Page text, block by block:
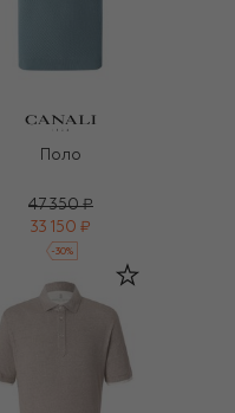
Поло
47 350 ₽
33 150 ₽
-30%